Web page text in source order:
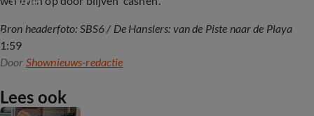
1:59
Bron headerfoto: SBS6 / De Hanslers: van de Piste naar de Playa
Door Shownieuws-redactie
Lees ook